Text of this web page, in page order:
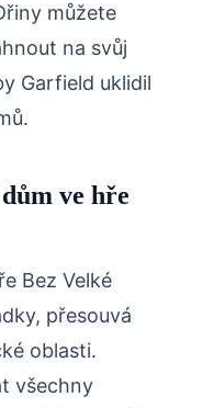
můžete
na svůj
Garfield uklidil
ve hře
Bez Velké
přesouvá
oblasti.
všechny